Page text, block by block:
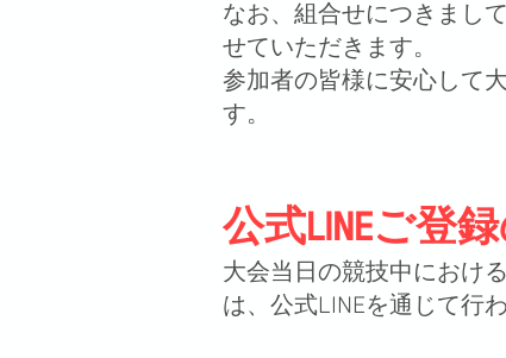
なお、組合せにつきまし
せていただきます。
参加者の皆様に安心して
す。
公式LINEご登
大会当日の競技中におけ
は、公式LINEを通じて行